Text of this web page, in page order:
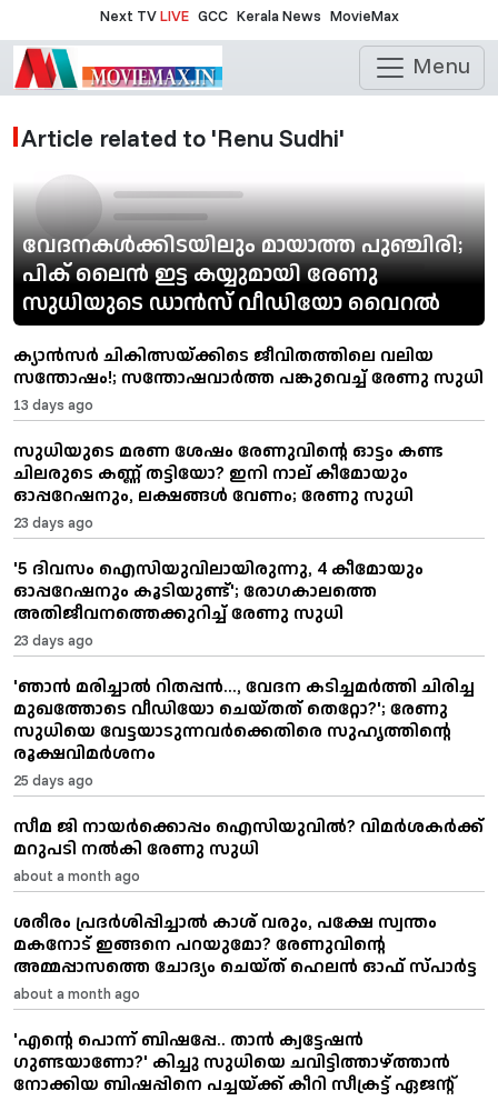
Next TVLIVE GCC Kerala News MovieMax
Menu
Article related to 'Renu Sudhi'
വേദനകൾക്കിടയിലും മായാത്ത പുഞ്ചിരി;
പിക് ലൈൻ ഇട്ട കയ്യുമായി രേണു
സുധിയുടെ ഡാൻസ് വീഡിയോ വൈറൽ
ക്യാൻസർ ചികിത്സയ്ക്കിടെ ജീവിതത്തിലെ വലിയ
സന്തോഷം!; സന്തോഷവാർത്ത പങ്കുവെച്ച് രേണു സുധി
13 days ago
സുധിയുടെ മരണ ശേഷം രേണുവിന്റെ ഓട്ടം കണ്ട
ചിലരുടെ കണ്ണ് തട്ടിയോ? ഇനി നാല് കീമോയും
ഓപ്പറേഷനും, ലക്ഷങ്ങൾ വേണം; രേണു സുധി
23 days ago
'5 ദിവസം ഐസിയുവിലായിരുന്നു, 4 കീമോയും
ഓപ്പറേഷനും കൂടിയുണ്ട്'; രോഗകാലത്തെ
അതിജീവനത്തെക്കുറിച്ച് രേണു സുധി
23 days ago
'ഞാന്‍ മരിച്ചാല്‍ റിതപ്പൻ..., വേദന കടിച്ചമർത്തി ചിരിച്ച
മുഖത്തോടെ വീഡിയോ ചെയ്തത് തെറ്റോ?'; രേണു
സുധിയെ വേട്ടയാടുന്നവർക്കെതിരെ സുഹൃത്തിന്റെ
രൂക്ഷവിമർശനം
25 days ago
സീമ ജി നായർക്കൊപ്പം ഐസിയുവിൽ? വിമർശകർക്ക്
മറുപടി നൽകി രേണു സുധി
about a month ago
ശരീരം പ്രദർശിപ്പിച്ചാൽ കാശ് വരും, പക്ഷേ സ്വന്തം
മകനോട് ഇങ്ങനെ പറയുമോ? രേണുവിന്റെ
അമ്മപ്പാസത്തെ ചോദ്യം ചെയ്ത് ഹെലൻ ഓഫ് സ്പാർട്ട
about a month ago
'എന്റെ പൊന്ന് ബിഷപ്പേ.. താൻ ക്വട്ടേഷൻ
ഗുണ്ടയാണോ?' കിച്ചു സുധിയെ ചവിട്ടിത്താഴ്ത്താൻ
നോക്കിയ ബിഷപ്പിനെ പച്ചയ്ക്ക് കീറി സീക്രട്ട് ഏജന്റ്